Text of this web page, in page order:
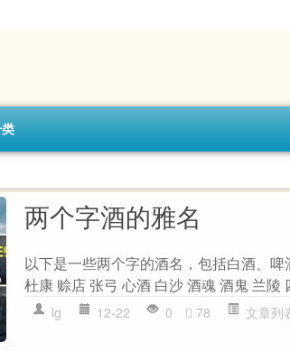
两个字酒的雅名
以下是一些两个字的酒名，包括白酒、
杜康 赊店 张弓 心酒 白沙 酒魂 酒鬼 兰陵
lg 12-22 0 78 文章列